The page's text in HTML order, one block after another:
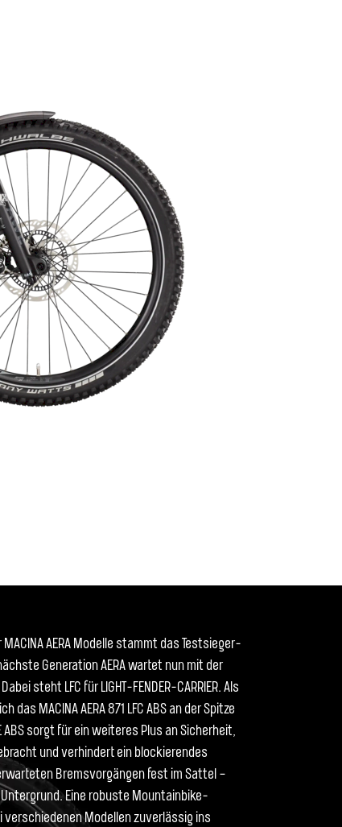
MACINA AERA Modelle stammt das Testsieger-
Generation AERA wartet nun mit der
steht LFC für LIGHT-FENDER-CARRIER. Als
MACINA AERA 871 LFC ABS an der Spitze
ABS sorgt für ein weiteres Plus an Sicherheit,
und verhindert ein blockierendes
Bremsvorgängen fest im Sattel –
Eine robuste Mountainbike-
Modellen zuverlässig ins